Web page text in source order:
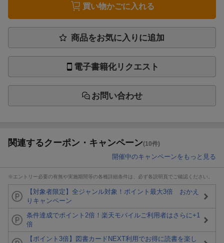
買い物かごに入れる
商品をお気に入りに追加
電子書籍化リクエスト
お問い合わせ
関連するクーポン・キャンペーン(10件)
開催中のキャンペーンをもっと見る
※エントリー必要の有無や実施期間等の各種詳細条件は、必ず各説明頁でご確認ください。
【対象者限定】全ジャンル対象！ポイント最大3倍 おかえ
りキャンペーン
条件達成でポイント2倍！楽天モバイルご利用者はさらに+1
倍
【ポイント3倍】図書カードNEXT利用でお得に読書を楽し